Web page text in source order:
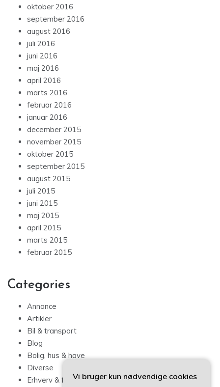
oktober 2016
september 2016
august 2016
juli 2016
juni 2016
maj 2016
april 2016
marts 2016
februar 2016
januar 2016
december 2015
november 2015
oktober 2015
september 2015
august 2015
juli 2015
juni 2015
maj 2015
april 2015
marts 2015
februar 2015
Categories
Annonce
Artikler
Bil & transport
Blog
Bolig, hus & have
Diverse
Erhverv & forbrugVi bruger kun nødvendige cookies